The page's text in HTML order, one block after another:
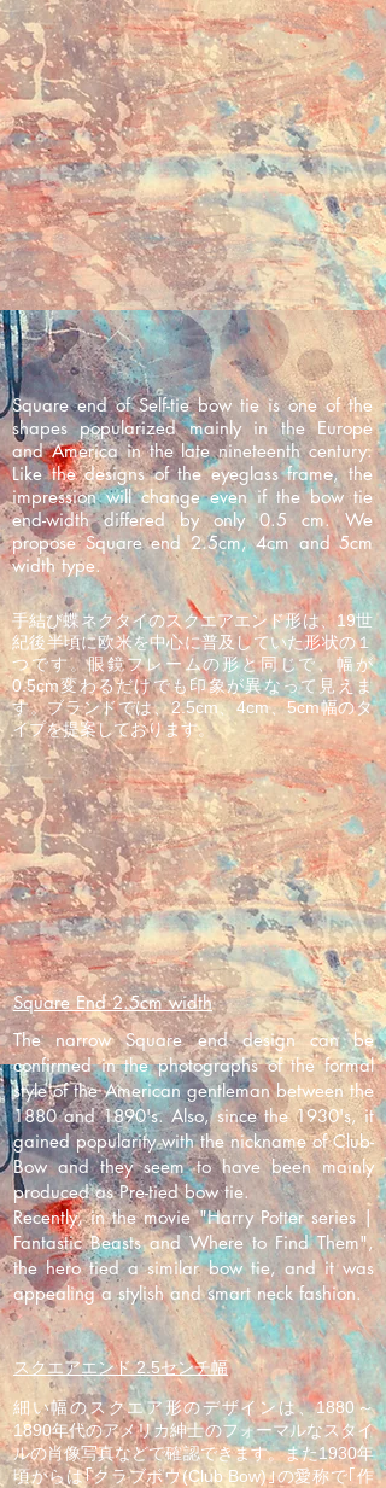
Square-end 5cm width
ス
ク
エ
ア
エ
ン
ド
セ
ン
チ
幅
Square end of Self-tie bow tie is one of the
shapes popularized mainly in the Europe
and America in the late nineteenth century.
Like the designs of the eyeglass frame, the
impression will change even if the bow tie
end-width differed by only 0.5 cm. We
propose Square end 2.5cm, 4cm and 5cm
width type.
手結び蝶ネクタイのスクエアエンド形は、19世
紀後半頃に欧米を中心に普及していた形状の１
つです。眼鏡フレームの形と同じで、幅が
0.5cm変わるだけでも印象が異なって見えま
す。ブランドでは、2.5cm、4cm、5cm幅のタ
イプを提案しております。
Square End 2.5cm width
The narrow Square end design can be
confirmed in the photographs of the formal
style of the American gentleman between the
1880 and 1890's. Also, since the 1930's, it
gained popularity with the nickname of Club-
Bow and they seem to have been mainly
produced as Pre-tied bow tie.
Recently, in the movie "Harry Potter series |
Fantastic Beasts and Where to Find Them",
the hero tied a similar bow tie, and it was
appealing a stylish and smart neck fashion.
スクエアエンド 2.5センチ幅
細い幅のスクエア形のデザインは、1880～
1890年代のアメリカ紳士のフォーマルなスタイ
ルの肖像写真などで確認できます。また1930年
頃からは｢クラブボウ(Club Bow)｣の愛称で｢作